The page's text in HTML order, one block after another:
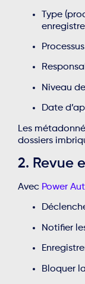
Type
Niveau
Date
Les
dossiers
2. Revue
Avec Power
Notifier
Bloquer